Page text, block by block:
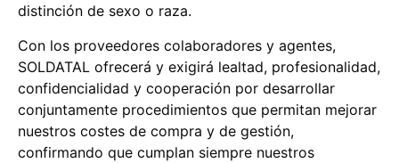
distinción de sexo o raza.
Con los proveedores colaboradores y agentes,
SOLDATAL ofrecerá y exigirá lealtad, profesionalidad,
confidencialidad y cooperación por desarrollar
conjuntamente procedimientos que permitan mejorar
nuestros costes de compra y de gestión,
confirmando que cumplan siempre nuestros